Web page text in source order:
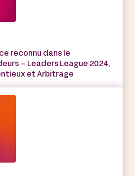
reconnu dans le
– Leaders League 2024,
et Arbitrage